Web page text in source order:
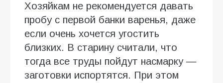
Хозяйкам не рекомендуется давать
пробу с первой банки варенья, даже
если очень хочется угостить
близких. В старину считали, что
тогда все труды пойдут насмарку —
заготовки испортятся. При этом